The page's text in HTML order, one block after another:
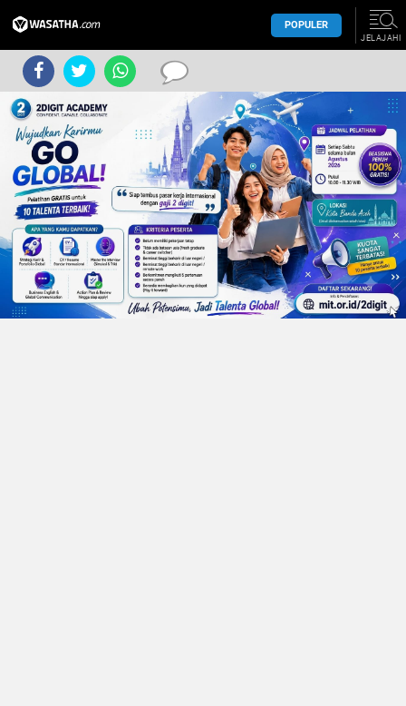
POPULER
JELAJAHI